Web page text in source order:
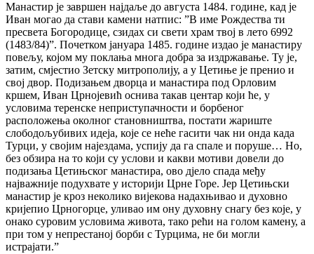
Манастир је завршен најдаље до августа 1484. године, кад је
Иван могао да стави камени натпис: ”В име Рождества ти
пресвета Богородице, сзидах си свети храм твој в лето 6992
(1483/84)”. Почетком јануара 1485. године издао је манастиру
повељу, којом му поклања многа добра за издржавање. Ту је,
затим, смјестио Зетску митрополију, а у Цетиње је пренио и
свој двор. Подизањем дворца и манастира под Орловим
кршем, Иван Црнојевић оснива такав центар који ће, у
условима теренске неприступачности и борбеног
расположења околног становништва, постати жариште
слободољубивих идеја, које се неће гасити чак ни онда када
Турци, у својим најездама, успију да га спале и поруше… Но,
без обзира на то који су услови и какви мотиви довели до
подизања Цетињског манастира, ово дјело спада међу
најважније подухвате у историји Црне Горе. Јер Цетињски
манастир је кроз неколико вијекова надахњивао и духовно
кријепио Црногорце, уливао им ону духовну снагу без које, у
онако суровим условима живота, тако рећи на голом камену, а
при том у непрестаној борби с Турцима, не би могли
истрајати.”